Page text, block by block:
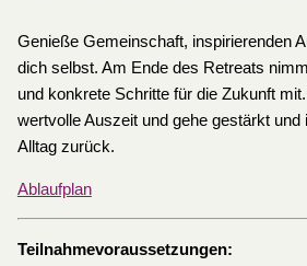
Genieße Gemeinschaft, inspirierenden
dich selbst. Am Ende des Retreats
und konkrete Schritte für die Zukunft
wertvolle Auszeit und gehe gestärkt und
Alltag zurück.​
Ablaufplan
Teilnahmevoraussetzungen: